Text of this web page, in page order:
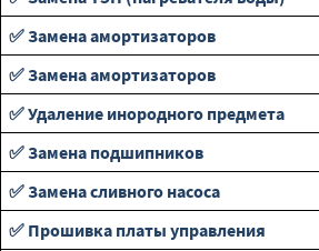
✅ Замена амортизаторов
✅ Замена амортизаторов
✅ Удаление инородного предмета
✅ Замена подшипников
✅ Замена сливного насоса
✅ Прошивка платы управления